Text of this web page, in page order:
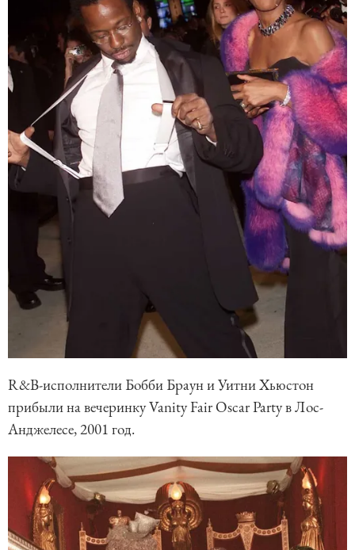
R&B-исполнители Бобби Браун и Уитни Хьюстон
прибыли на вечеринку Vanity Fair Oscar Party в Лос-
Анджелесе, 2001 год.